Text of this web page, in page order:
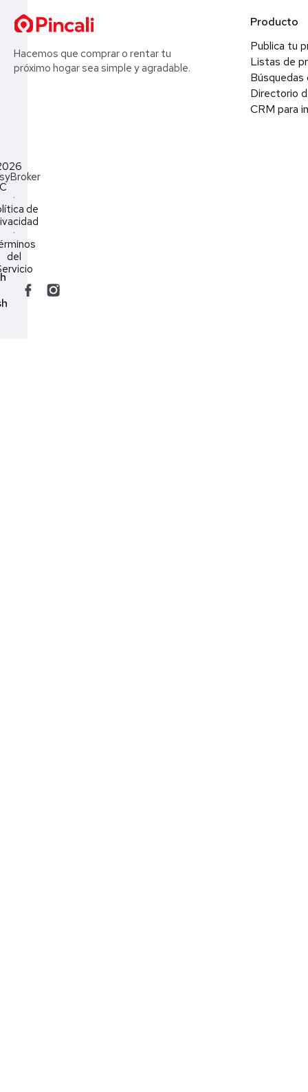
Hacemos que comprar o rentar tu
próximo hogar sea simple y agradable.
Producto
Publica tu
Listas de
Búsquedas
Directorio
CRM para
·
de
·
del